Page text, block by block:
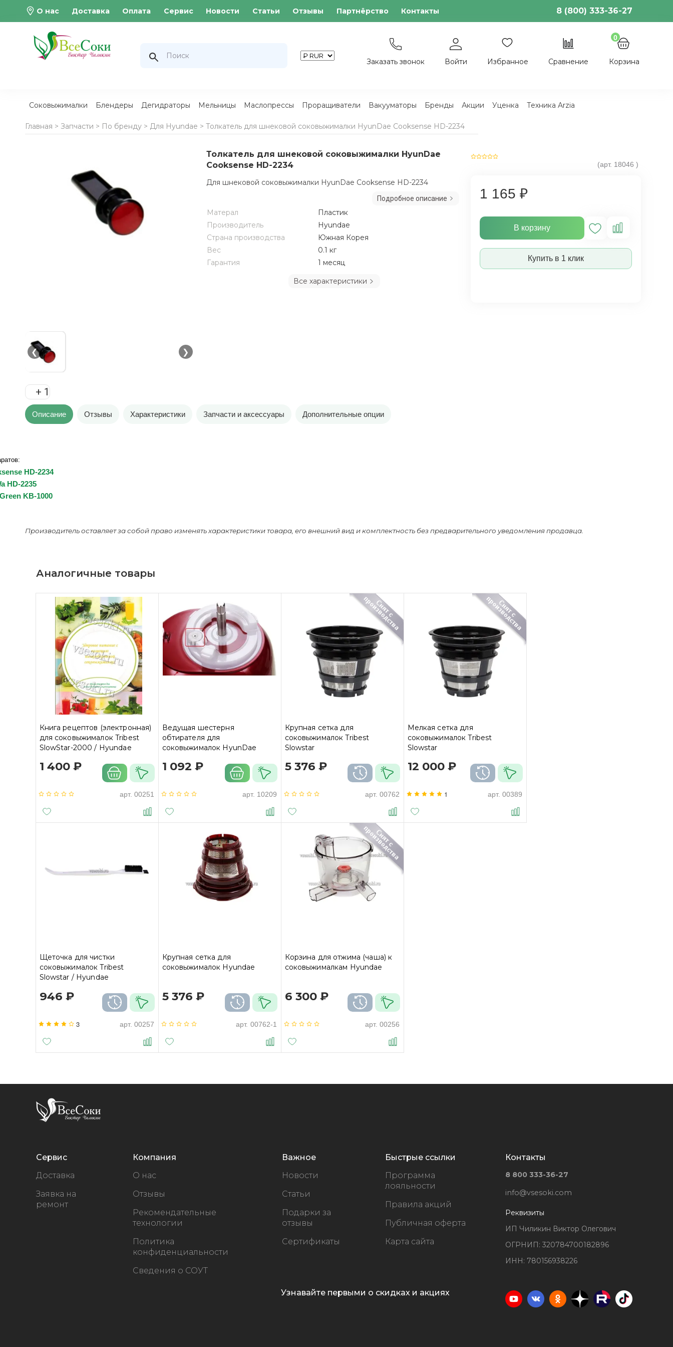
О нас Доставка Оплата Сервис Новости Статьи Отзывы Партнёрство Контакты 8 (800) 333-36-27
Заказать звонок Войти Избранное Сравнение
0
Корзина
Соковыжималки Блендеры Дегидраторы Мельницы Маслопрессы Проращиватели Вакууматоры Бренды Акции Уценка Техника Arzia
Главная > Запчасти > По бренду> Для Hyundae > Толкатель для шнековой соковыжималки HyunDae Cooksense HD-2234
❮ ❯
+ 1
Толкатель для шнековой соковыжималки HyunDae
Cooksense HD-2234
(арт. 18046 )
1 165 ₽
В корзину
Купить в 1 клик
Для шнековой соковыжималки HyunDae Cooksense HD-2234
Подробное описание
Матерал
Пластик
Производитель
Hyundae
Страна производства
Южная Корея
Вес
0.1 кг
Гарантия
1 месяц
Все характеристики
Описание Отзывы Характеристики Запчасти и аксессуары Дополнительные опции
HD-2234
HD-2235
KB-1000
Производитель оставляет за собой право изменять характеристики товара, его внешний вид и комплектность без предварительного уведомления продавца.
Аналогичные товары
Книга рецептов (электронная)
для соковыжималок Tribest
SlowStar-2000 / Hyundae
1 400 ₽
арт. 00251
Ведущая шестерня
обтирателя для
соковыжималок HyunDae
1 092 ₽
арт. 10209
Крупная сетка для
соковыжималок Tribest
Slowstar
5 376 ₽
арт. 00762
Мелкая сетка для
соковыжималок Tribest
Slowstar
12 000 ₽
1 арт. 00389
Щеточка для чистки
соковыжималок Tribest
Slowstar / Hyundae
946 ₽
3 арт. 00257
Крупная сетка для
соковыжималок Hyundae
5 376 ₽
арт. 00762-1
Корзина для отжима (чаша) к
соковыжималкам Hyundae
6 300 ₽
арт. 00256
Сервис
Доставка
Заявка на
ремонт
Компания
О нас
Отзывы
Рекомендательные
технологии
Политика
конфиденциальности
Сведения о СОУТ
Важное
Новости
Статьи
Подарки за
отзывы
Сертификаты
Быстрые ссылки
Программа
лояльности
Правила акций
Публичная оферта
Карта сайта
Контакты
8 800 333-36-27
info@vsesoki.com
Реквизиты
ИП Чиликин Виктор Олегович
ОГРНИП: 320784700182896
ИНН: 780156938226
Узнавайте первыми о скидках и акциях